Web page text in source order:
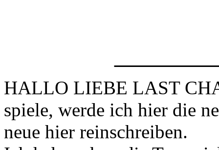
HALLO LIEBE LAST
spiele, werde ich hier die
neue hier reinschreiben.